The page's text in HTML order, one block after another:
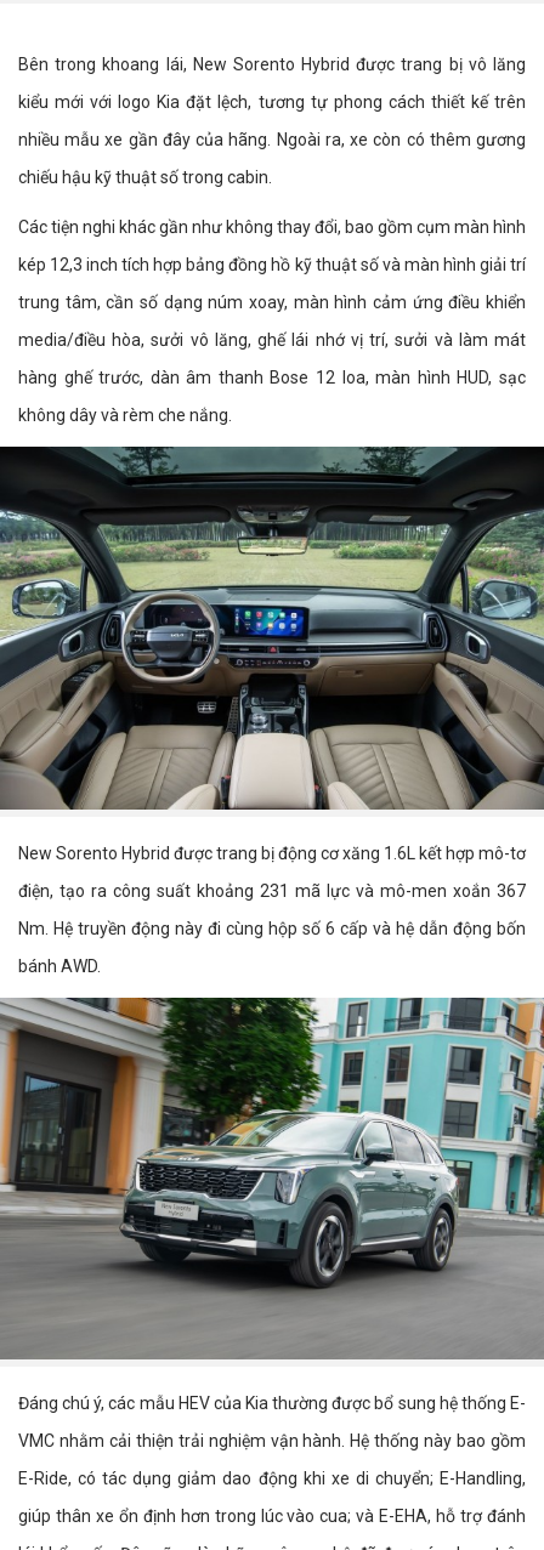
Bên trong khoang lái, New Sorento Hybrid được trang bị vô lăng
kiểu mới với logo Kia đặt lệch, tương tự phong cách thiết kế trên
nhiều mẫu xe gần đây của hãng. Ngoài ra, xe còn có thêm gương
chiếu hậu kỹ thuật số trong cabin.
Các tiện nghi khác gần như không thay đổi, bao gồm cụm màn hình
kép 12,3 inch tích hợp bảng đồng hồ kỹ thuật số và màn hình giải trí
trung tâm, cần số dạng núm xoay, màn hình cảm ứng điều khiển
media/điều hòa, sưởi vô lăng, ghế lái nhớ vị trí, sưởi và làm mát
hàng ghế trước, dàn âm thanh Bose 12 loa, màn hình HUD, sạc
không dây và rèm che nắng.
New Sorento Hybrid được trang bị động cơ xăng 1.6L kết hợp mô-tơ
điện, tạo ra công suất khoảng 231 mã lực và mô-men xoắn 367
Nm. Hệ truyền động này đi cùng hộp số 6 cấp và hệ dẫn động bốn
bánh AWD.
Đáng chú ý, các mẫu HEV của Kia thường được bổ sung hệ thống E-
VMC nhằm cải thiện trải nghiệm vận hành. Hệ thống này bao gồm
E-Ride, có tác dụng giảm dao động khi xe di chuyển; E-Handling,
giúp thân xe ổn định hơn trong lúc vào cua; và E-EHA, hỗ trợ đánh